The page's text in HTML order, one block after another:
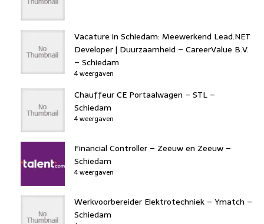
Vacature in Schiedam: Meewerkend Lead.NET
Developer | Duurzaamheid – CareerValue B.V.
– Schiedam
4 weergaven
Chauffeur CE Portaalwagen – STL –
Schiedam
4 weergaven
Financial Controller – Zeeuw en Zeeuw –
Schiedam
4 weergaven
Werkvoorbereider Elektrotechniek – Ymatch –
Schiedam